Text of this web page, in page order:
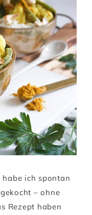
habe ich spontan
– ohne
Rezept haben